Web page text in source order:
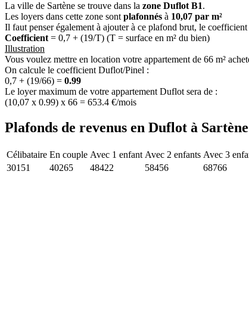
La ville de Sartène se trouve dans la zone Duflot B1.
Les loyers dans cette zone sont plafonnés à 10,07 par m²
Il faut penser également à ajouter à ce plafond brut, le
Coefficient = 0,7 + (19/T) (T = surface en m² du bien)
Illustration
Vous voulez mettre en location votre appartement de 66 m²
On calcule le coefficient Duflot/Pinel :
0,7 + (19/66) = 0.99
Le loyer maximum de votre appartement Duflot sera de :
(10,07 x 0.99) x 66 = 653.4 €/mois
Plafonds de revenus en Duflot à
Célibataire En couple Avec 1 enfant Avec 2 enfants Avec 3
30151
40265 48422 58456 68766